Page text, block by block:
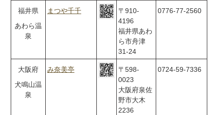
福井県
あわら温
泉
まつや千千
〒910-
4196
福井県あわ
ら市舟津
31-24
0776-77-2560
大阪府
犬鳴山温
泉
み奈美亭
〒598-
0023
大阪府泉佐
野市大木
2236
0724-59-7336